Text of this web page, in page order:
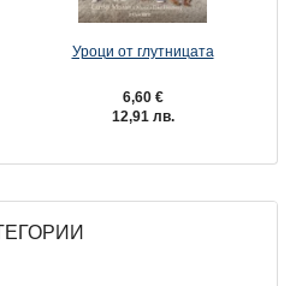
Уроци от глутницата
6,60 €
12,91 лв.